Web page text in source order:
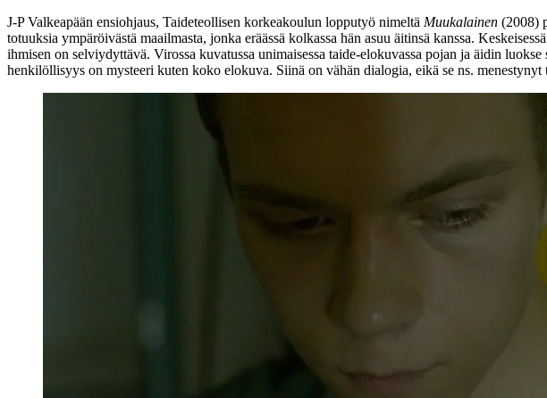
J‑P Valkeapään ensiohjaus, Taideteollisen korkeakoulun lopputyö nimeltä Muukalainen (2008)
totuuksia ympäröivästä maailmasta, jonka eräässä kolkassa hän asuu äitinsä kanssa.
ihmisen on selviydyttävä. Virossa kuvatussa unimaisessa taide-elokuvassa pojan ja äidin luokse
henkilöllisyys on mysteeri kuten koko elokuva. Siinä on vähän dialogia, eikä se ns.